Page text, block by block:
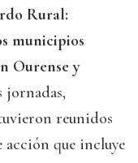
Rural:
municipios
Ourense y
jornadas,
reunidos
acción que incluye